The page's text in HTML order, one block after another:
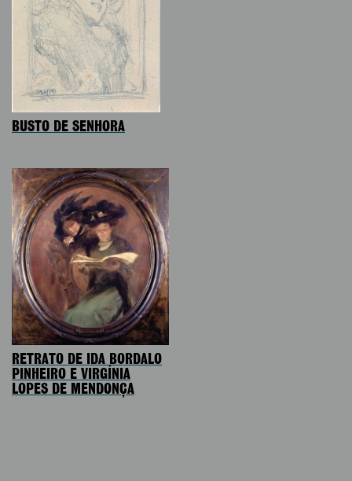
BUSTO DE SENHORA
RETRATO DE IDA BORDALO
PINHEIRO E VIRGÍNIA
LOPES DE MENDONÇA